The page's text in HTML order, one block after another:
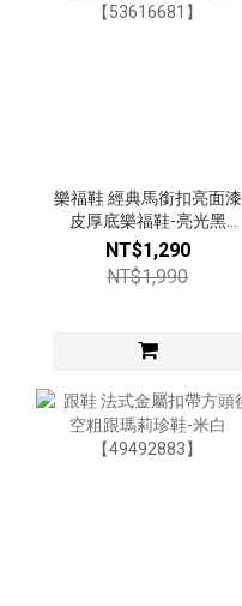
樂福鞋 經典馬銜扣亮面漆
皮厚底樂福鞋-亮光黑
【53616681】
NT$1,290
NT$1,990